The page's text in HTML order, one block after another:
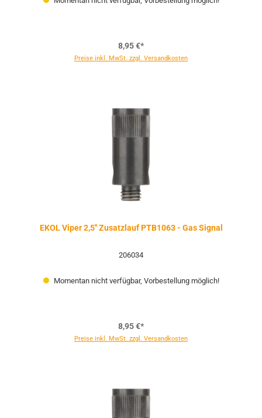
8,95 €*
Preise inkl. MwSt. zzgl. Versandkosten
EKOL Viper 2,5'' Zusatzlauf PTB1063 - Gas Signal
206034
Momentan nicht verfügbar, Vorbestellung möglich!
8,95 €*
Preise inkl. MwSt. zzgl. Versandkosten